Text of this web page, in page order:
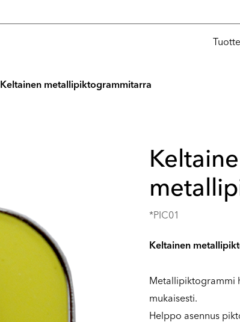
Keltainen metallipiktogrammitarra
*PIC01
Keltainen
Metallipiktogrammi
mukaisesti.
Helppo asennus